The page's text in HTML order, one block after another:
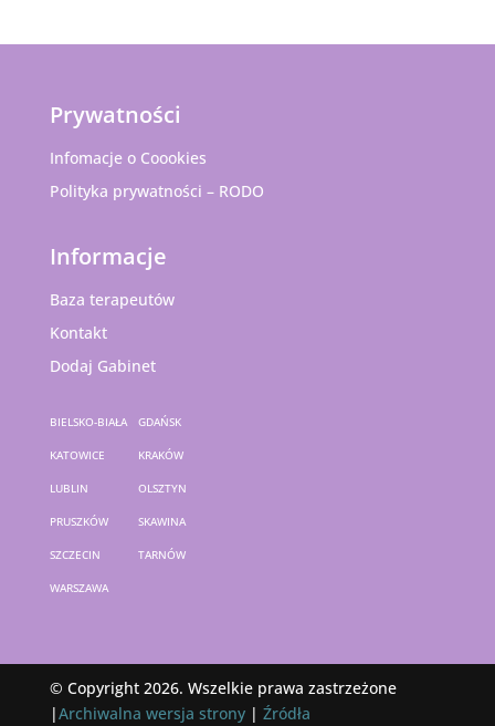
Prywatności
Infomacje o Coookies
Polityka prywatności – RODO
Informacje
Baza terapeutów
Kontakt
Dodaj Gabinet
BIELSKO-BIAŁA GDAŃSK
KATOWICE KRAKÓW
LUBLIN OLSZTYN
PRUSZKÓW SKAWINA
SZCZECIN TARNÓW
WARSZAWA
© Copyright 2026. Wszelkie prawa zastrzeżone
|Archiwalna wersja strony| Źródła